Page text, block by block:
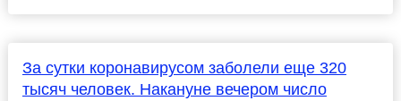
За сутки коронавирусом заболели еще 320
тысяч человек. Накануне вечером число